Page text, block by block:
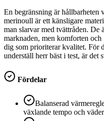
En begränsning är
merinoull är ett känsligare
man slarvar med tvättråden. De
marknaden, men komforten
dig som prioriterar kvalitet. För
underställ herr bäst i test, är det
Fördelar
Balanserad
växlande tempo och väder